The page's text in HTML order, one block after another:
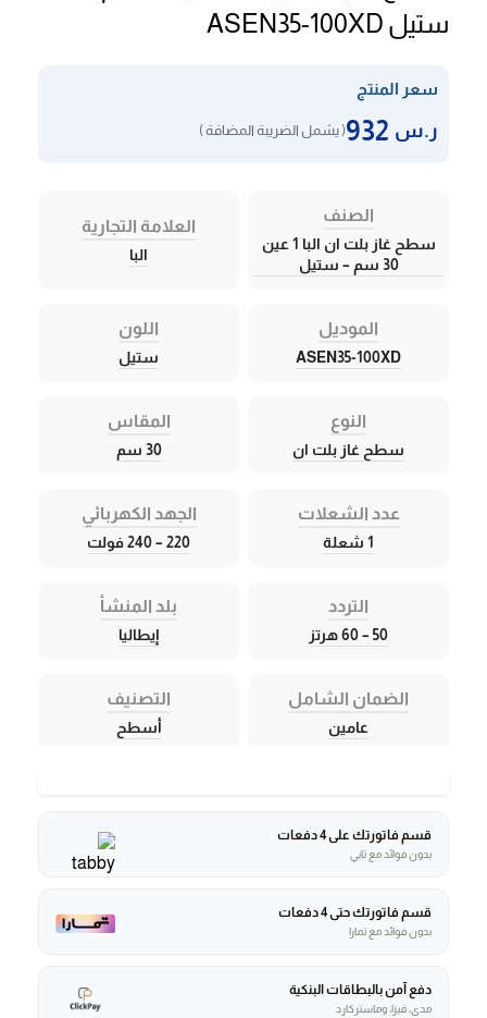
ستيل ASEN35-100XD
سعر المنتج
ر.س ( يشمل الضريبة المضافة )
الصنف
سطح غاز بلت ان البا 1 عين
30 سم – ستيل
العلامة التجارية
البا
الموديل
ASEN35-100XD
اللون
ستيل
النوع
سطح غاز بلت ان
المقاس
30 سم
عدد الشعلات
1 شعلة
الجهد الكهربائي
220 – 240 فولت
التردد
50 – 60 هرتز
بلد المنشأ
إيطاليا
الضمان الشامل
عامين
التصنيف
أسطح
قسم فاتورتك على 4 دفعات
بدون فوائد مع تابي
قسم فاتورتك حتى 4 دفعات
بدون فوائد مع تمارا
دفع آمن بالبطاقات البنكية
مدى، فيزا، وماستركارد